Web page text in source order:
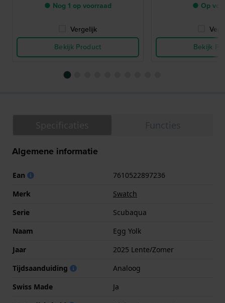
● Nog 1 op voorraad
Vergelijk
Bekijk Product
● Op
Bekijk
Algemene informatie
Ean
7610522897236
Merk
Swatch
Serie
Scubaqua
Naam
Egg Yolk
Jaar
2025 Lente/Zomer
Tijdsaanduiding
Analoog
Swiss Made
Ja